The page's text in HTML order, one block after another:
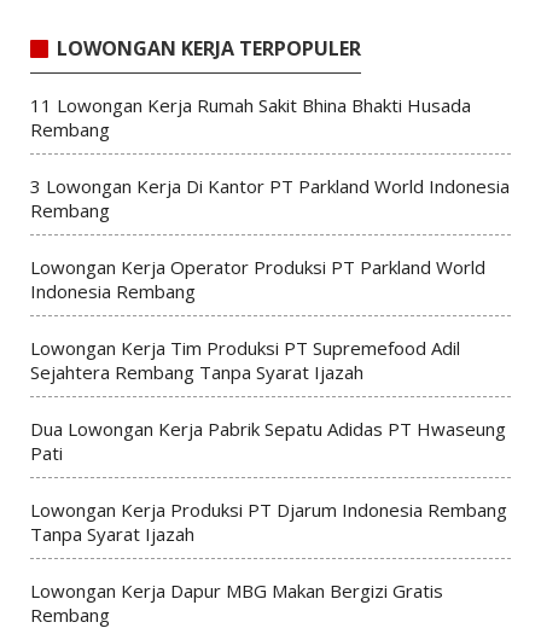
LOWONGAN KERJA TERPOPULER
11 Lowongan Kerja Rumah Sakit Bhina Bhakti Husada
Rembang
3 Lowongan Kerja Di Kantor PT Parkland World Indonesia
Rembang
Lowongan Kerja Operator Produksi PT Parkland World
Indonesia Rembang
Lowongan Kerja Tim Produksi PT Supremefood Adil
Sejahtera Rembang Tanpa Syarat Ijazah
Dua Lowongan Kerja Pabrik Sepatu Adidas PT Hwaseung
Pati
Lowongan Kerja Produksi PT Djarum Indonesia Rembang
Tanpa Syarat Ijazah
Lowongan Kerja Dapur MBG Makan Bergizi Gratis
Rembang